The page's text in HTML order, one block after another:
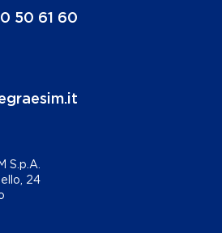
50 61 60
S.p.A.
24